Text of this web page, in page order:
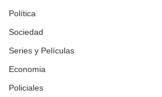
Política
Sociedad
Series y Películas
Economia
Policiales